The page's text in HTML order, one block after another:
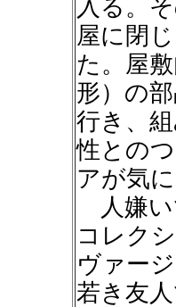
入る。
屋に閉
た。屋
形）の
行き、
性との
アが気
人嫌い
コレク
ヴァー
若き友